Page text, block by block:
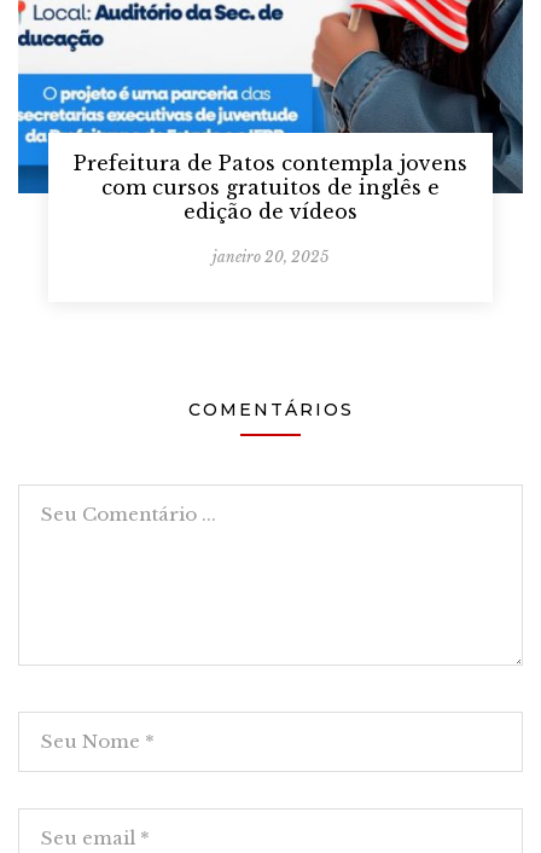
Prefeitura de Patos contempla jovens
com cursos gratuitos de inglês e
edição de vídeos
janeiro 20, 2025
COMENTÁRIOS